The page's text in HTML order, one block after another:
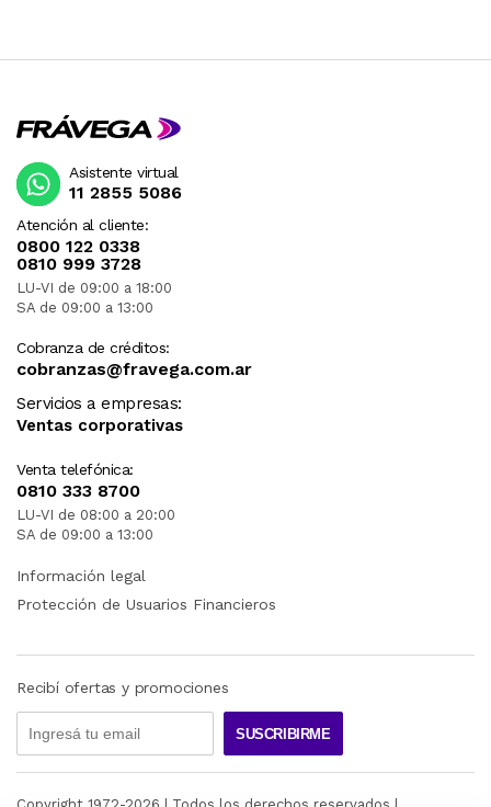
Atención al cliente:
0800 122 0338
0810 999 3728
LU-VI de 09:00 a 18:00
SA de 09:00 a 13:00
Cobranza de créditos:
cobranzas@fravega.com.ar
Servicios a empresas:
Ventas corporativas
Venta telefónica:
0810 333 8700
LU-VI de 08:00 a 20:00
SA de 09:00 a 13:00
Asistente virtual
11 2855 5086
Información legal
Protección de Usuarios Financieros
Recibí ofertas y promociones
SUSCRIBIRME